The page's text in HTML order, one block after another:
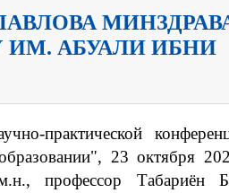
АБУАЛИ ИБНИ
практической
23 октября
профессор Табариён